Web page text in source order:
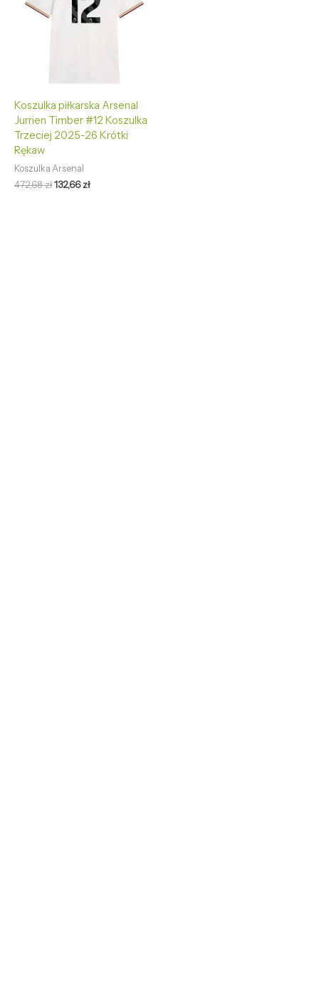
Koszulka piłkarska Arsenal
Jurrien Timber #12 Koszulka
Trzeciej 2025-26 Krótki
Rękaw
Koszulka Arsenal
472,68zł132,66zł